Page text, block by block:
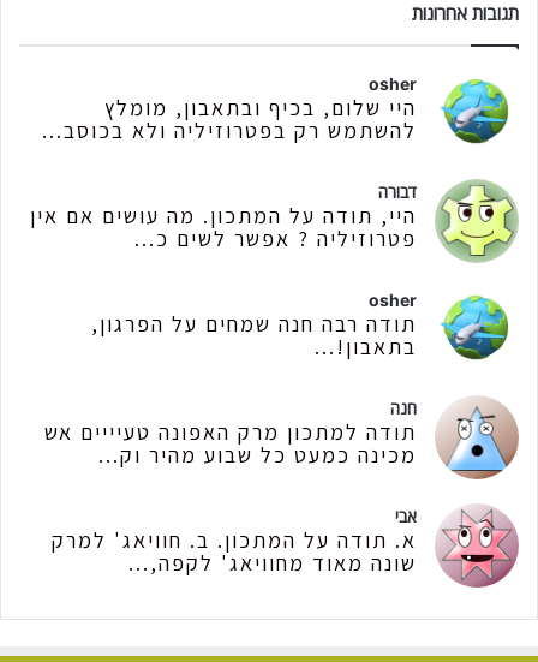
תגובות אחרונות
osher
היי שלום, בכיף ובתאבון, מומלץ
להשתמש רק בפטרוזיליה ולא בכוסב...
דבורה
היי, תודה על המתכון. מה עושים אם אין
פטרוזיליה ? אפשר לשים כ...
osher
תודה רבה חנה שמחים על הפרגון,
בתאבון!...
חנה
תודה למתכון מרק האפונה טעיייים אש
מכינה כמעט כל שבוע מהיר וק...
אבי
א. תודה על המתכון. ב. חוויאג' למרק
שונה מאוד מחוויאג' לקפה,...